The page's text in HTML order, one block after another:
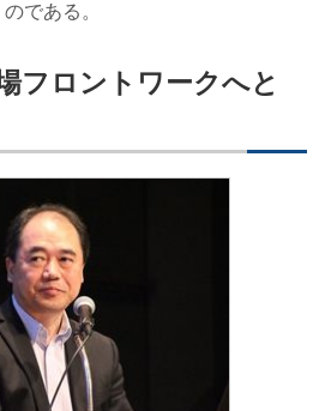
である。
フロントワークへと